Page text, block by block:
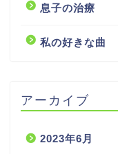
息子の治療
私の好きな曲
アーカイブ
2023年6月